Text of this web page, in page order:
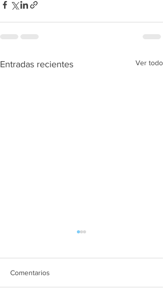
Entradas recientes Ver todo
Comentarios